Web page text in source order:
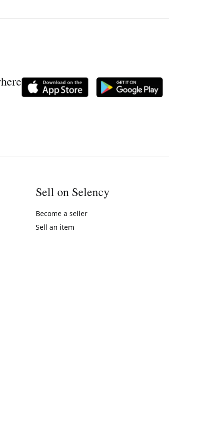
Sell on Selency
Become a seller
Sell an item